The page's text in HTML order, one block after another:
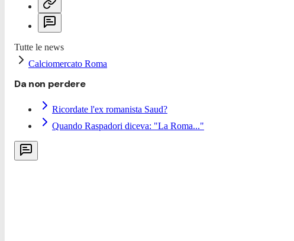
Tutte le news
Calciomercato Roma
Da non perdere
Ricordate l'ex romanista Saud?
Quando Raspadori diceva: "La Roma..."